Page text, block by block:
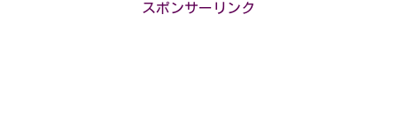
スポンサーリンク